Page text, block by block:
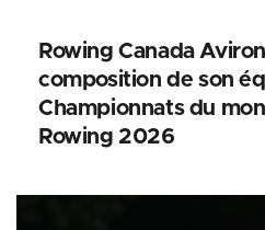
Rowing Canada
composition de son
Championnats du
Rowing 2026